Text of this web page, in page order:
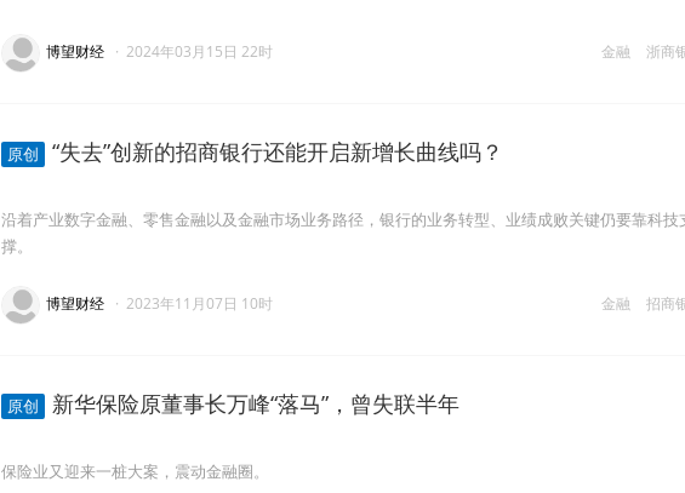
金融 浙商
博望财经 · 2024年03月15日 22时
原创 “失去”创新的招商银行还能开启新增长曲线吗？
沿着产业数字金融、零售金融以及金融市场业务路径，银行的业务转型、业绩成败关键仍要靠科技
撑。
金融 招商
博望财经 · 2023年11月07日 10时
原创 新华保险原董事长万峰“落马”，曾失联半年
保险业又迎来一桩大案，震动金融圈。